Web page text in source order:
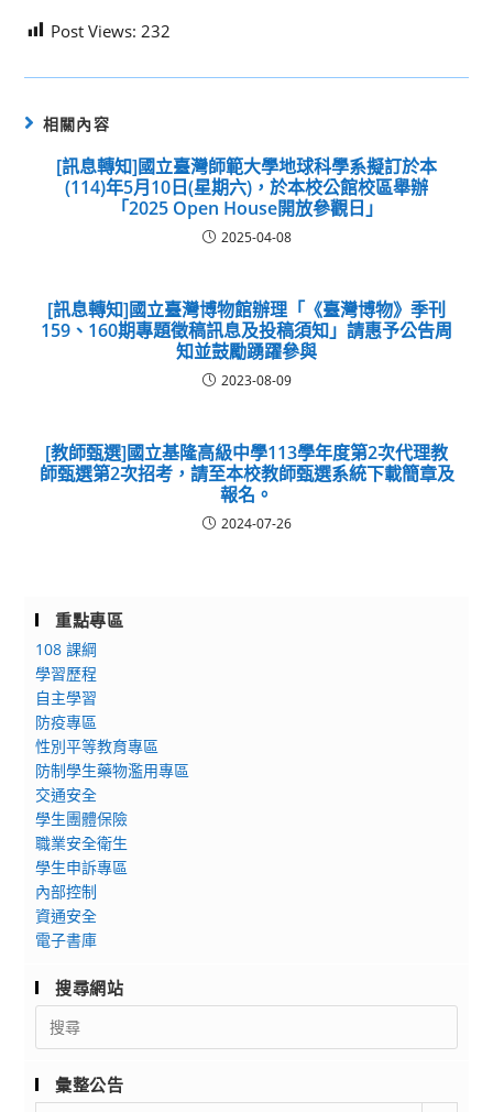
Post Views: 232
相關內容
[訊息轉知]國立臺灣師範大學地球科學系擬訂於本
(114)年5月10日(星期六)，於本校公館校區舉辦
「2025 Open House開放參觀日」
2025-04-08
[訊息轉知]國立臺灣博物館辦理「《臺灣博物》季刊
159、160期專題徵稿訊息及投稿須知」請惠予公告周
知並鼓勵踴躍參與
2023-08-09
[教師甄選]國立基隆高級中學113學年度第2次代理教
師甄選第2次招考，請至本校教師甄選系統下載簡章及
報名。
2024-07-26
重點專區
108 課綱
學習歷程
自主學習
防疫專區
性別平等教育專區
防制學生藥物濫用專區
交通安全
學生團體保險
職業安全衛生
學生申訴專區
內部控制
資通安全
電子書庫
搜尋網站
Search
for:
彙整公告